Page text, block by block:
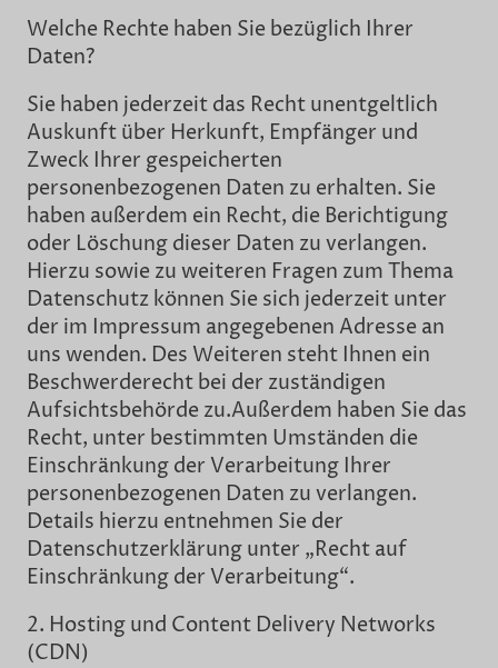
Welche Rechte haben Sie bezüglich Ihrer
Daten?
Sie haben jederzeit das Recht unentgeltlich
Auskunft über Herkunft, Empfänger und
Zweck Ihrer gespeicherten
personenbezogenen Daten zu erhalten. Sie
haben außerdem ein Recht, die Berichtigung
oder Löschung dieser Daten zu verlangen.
Hierzu sowie zu weiteren Fragen zum Thema
Datenschutz können Sie sich jederzeit unter
der im Impressum angegebenen Adresse an
uns wenden. Des Weiteren steht Ihnen ein
Beschwerderecht bei der zuständigen
Aufsichtsbehörde zu.Außerdem haben Sie das
Recht, unter bestimmten Umständen die
Einschränkung der Verarbeitung Ihrer
personenbezogenen Daten zu verlangen.
Details hierzu entnehmen Sie der
Datenschutzerklärung unter „Recht auf
Einschränkung der Verarbeitung“.
2. Hosting und Content Delivery Networks
(CDN)